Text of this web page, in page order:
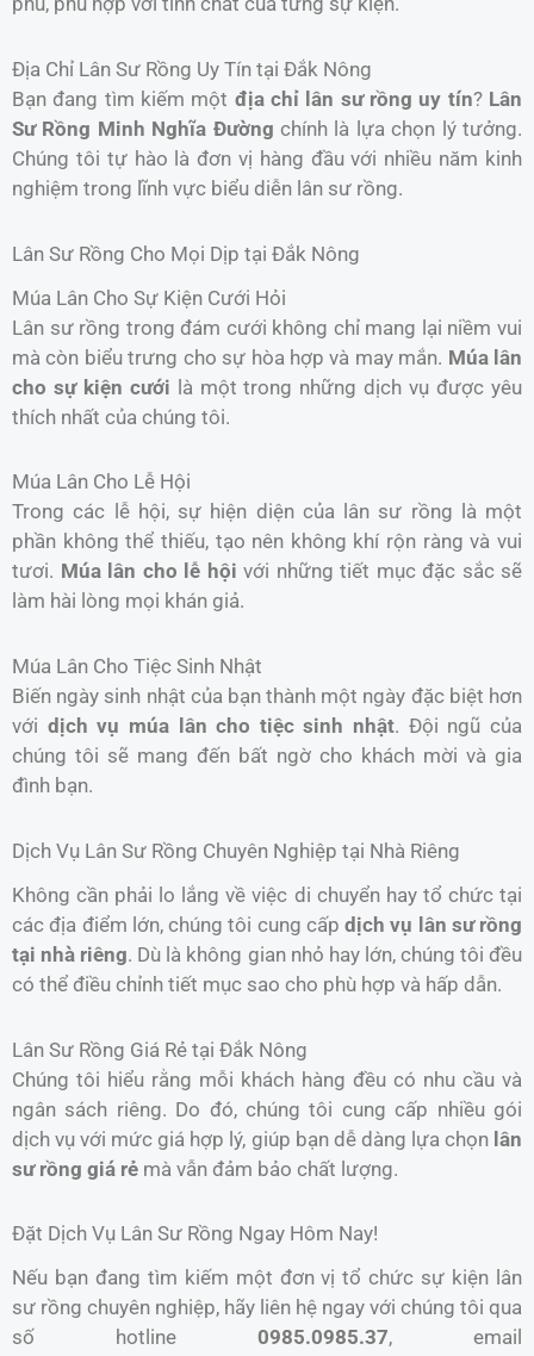
Địa Chỉ Lân Sư Rồng Uy Tín tại Đắk Nông
Bạn đang tìm kiếm một địa chỉ lân sư rồng uy tín? Lân
Sư Rồng Minh Nghĩa Đường chính là lựa chọn lý tưởng.
Chúng tôi tự hào là đơn vị hàng đầu với nhiều năm kinh
nghiệm trong lĩnh vực biểu diễn lân sư rồng.
Lân Sư Rồng Cho Mọi Dịp tại Đắk Nông
Múa Lân Cho Sự Kiện Cưới Hỏi
Lân sư rồng trong đám cưới không chỉ mang lại niềm vui
mà còn biểu trưng cho sự hòa hợp và may mắn. Múa lân
cho sự kiện cưới là một trong những dịch vụ được yêu
thích nhất của chúng tôi.
Múa Lân Cho Lễ Hội
Trong các lễ hội, sự hiện diện của lân sư rồng là một
phần không thể thiếu, tạo nên không khí rộn ràng và vui
tươi. Múa lân cho lễ hội với những tiết mục đặc sắc sẽ
làm hài lòng mọi khán giả.
Múa Lân Cho Tiệc Sinh Nhật
Biến ngày sinh nhật của bạn thành một ngày đặc biệt hơn
với dịch vụ múa lân cho tiệc sinh nhật. Đội ngũ của
chúng tôi sẽ mang đến bất ngờ cho khách mời và gia
đình bạn.
Dịch Vụ Lân Sư Rồng Chuyên Nghiệp tại Nhà Riêng
Không cần phải lo lắng về việc di chuyển hay tổ chức tại
các địa điểm lớn, chúng tôi cung cấp dịch vụ lân sư rồng
tại nhà riêng. Dù là không gian nhỏ hay lớn, chúng tôi đều
có thể điều chỉnh tiết mục sao cho phù hợp và hấp dẫn.
Lân Sư Rồng Giá Rẻ tại Đắk Nông
Chúng tôi hiểu rằng mỗi khách hàng đều có nhu cầu và
ngân sách riêng. Do đó, chúng tôi cung cấp nhiều gói
dịch vụ với mức giá hợp lý, giúp bạn dễ dàng lựa chọn lân
sư rồng giá rẻ mà vẫn đảm bảo chất lượng.
Đặt Dịch Vụ Lân Sư Rồng Ngay Hôm Nay!
Nếu bạn đang tìm kiếm một đơn vị tổ chức sự kiện lân
sư rồng chuyên nghiệp, hãy liên hệ ngay với chúng tôi qua
số hotline 0985.0985.37, email